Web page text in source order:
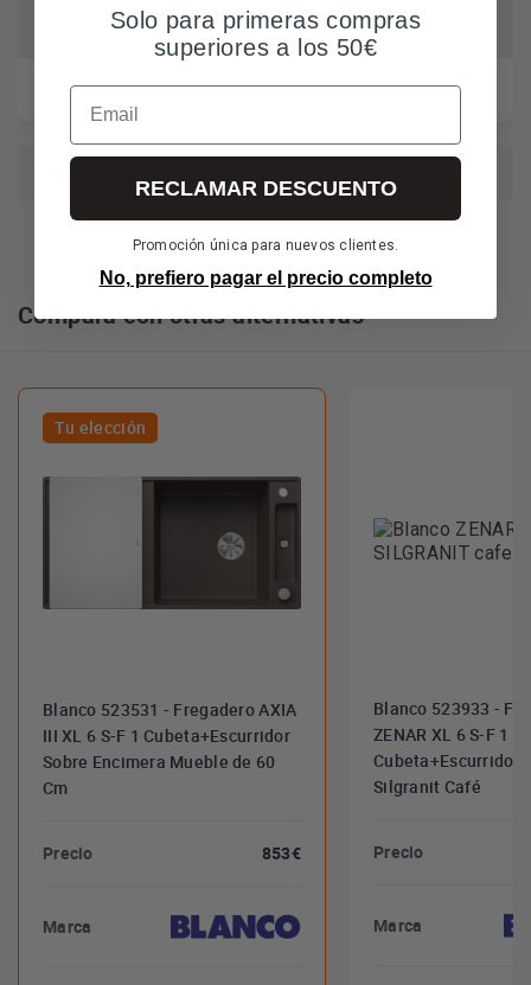
válvula automática
Color Café
Compara con otras alternativas
Blanco 523531 - Fregadero AXIA
III XL 6 S-F 1 Cubeta+Escurridor
Sobre Encimera Mueble de 60
Cm
Precio 853€
Marca
Tu elección
Blanco 523933 -
ZENAR XL 6 S-F 1
Cubeta+Escurridor
Silgranit Café
Precio
Marca
Solo para primeras compras
superiores a los 50€
Email
RECLAMAR DESCUENTO
Promoción única para nuevos clientes.
No, prefiero pagar el precio completo